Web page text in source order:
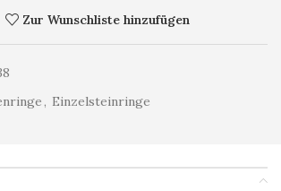
Zur Wunschliste hinzufügen
, Einzelsteinringe